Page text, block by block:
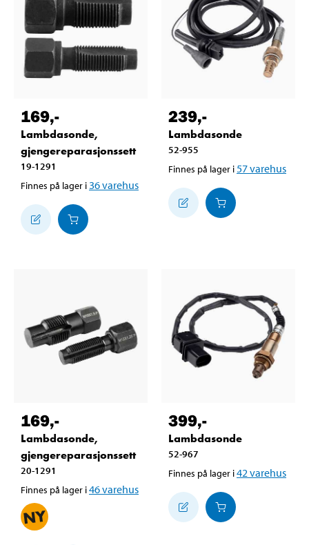
169,-
Lambdasonde,
gjengereparasjonssett
19-1291
Finnes på lager i 36varehus
239,-
Lambdasonde
52-955
Finnes på lager i 57varehus
169,-
Lambdasonde,
gjengereparasjonssett
20-1291
Finnes på lager i46varehus
399,-
Lambdasonde
52-967
Finnes på lager i42 varehus